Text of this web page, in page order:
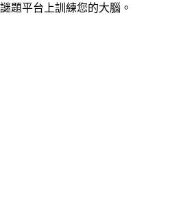
題平台上訓練您的大腦。